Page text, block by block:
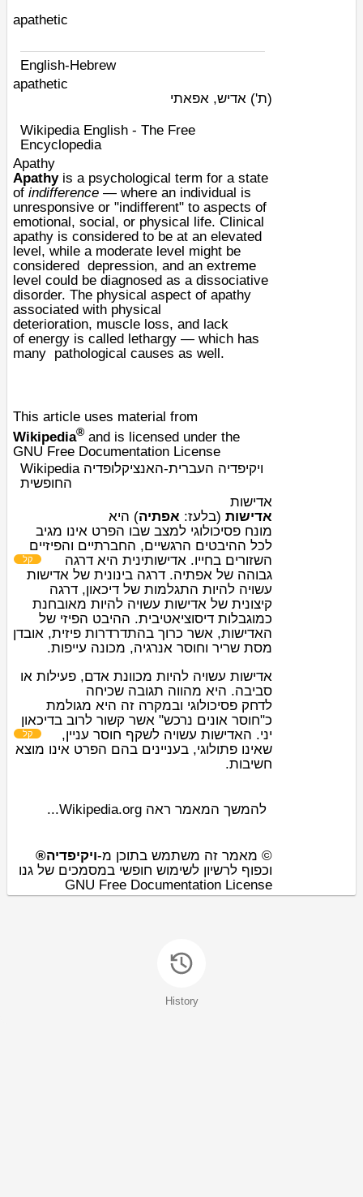
apathetic
English-Hebrew
apathetic
(ת') אדיש, אפאתי
Wikipedia English - The Free
Encyclopedia
Apathy
Apathyis a psychological term for a state
of indifference — where an individual is
unresponsive or "indifferent" to aspects of
emotional, social, or physical life. Clinical
apathy is considered to be at an elevated
level, while a moderate level might be
considered depression, and an extreme
level could be diagnosed as a dissociative
disorder. The physical aspect of apathy
associated with physical
deterioration, muscle loss, and lack
of energy is called lethargy — which has
many pathological causes as well.
This article uses material from
Wikipedia® and is licensed under the
GNU Free Documentation License
Wikipedia ויקיפדיה העברית-האנציקלופדיה
החופשית
אדישות
אדישות (בלעז: אפתיה) היא
מונח פסיכולוגי למצב שבו הפרט אינו מגיב
לכל ההיבטים הרגשיים, החברתיים והפיזיים
השזורים בחייו. אדישות
קל
ינית היא דרגה
גבוהה של אפתיה. דרגה בינונית של אדישות
עשויה להיות התגלמות של דיכאון, דרגה
קיצונית של אדישות עשויה להיות מאובחנת
כמוגבלות דיסוציאטיבית. ההיבט הפיזי של
האדישות, אשר כרוך בהתדרדרות פיזית, אובדן
מסת שריר וחוסר אנרגיה, מכונה עייפות.
אדישות עשויה להיות מכוונת אדם, פעילות או
סביבה. היא מהווה תגובה שכיחה
לדחק פסיכולוגי ובמקרה זה היא מגולמת
כ"חוסר אונים נרכש" אשר קשור לרוב בדיכאון
קל יני. האדישות עשויה לשקף חוסר עניין,
שאינו פתולוגי, בעניינים בהם הפרט אינו מוצא
חשיבות.
להמשך המאמר ראה Wikipedia.org...
© מאמר זה משתמש בתוכן מ-ויקיפדיה®
וכפוף לרשיון לשימוש חופשי במסמכים של גנו
GNU Free Documentation License
History